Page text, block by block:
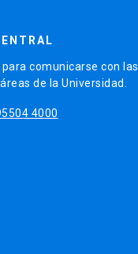
comunicarse con las
de la Universidad.
4000